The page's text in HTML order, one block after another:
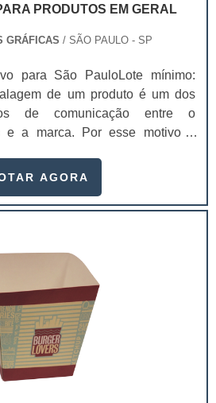
PRODUTOS EM GERAL
GRÁFICAS / SÃO PAULO - SP
para São PauloLote mínimo:
de um produto é um dos
de comunicação entre o
e a marca. Por esse motivo é
embalado.Além disso, o design
ao adequá-los de forma
podem ser emocionais, mas
bastante objetivos
de
à
de
ao produto.Em outras
o designer para compor
AGORA